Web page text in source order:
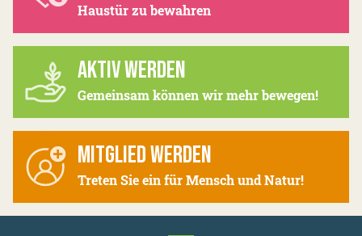
Haustür zu bewahren
AKTIV WERDEN
Gemeinsam können wir mehr bewegen!
MITGLIED WERDEN
Treten Sie ein für Mensch und Natur!